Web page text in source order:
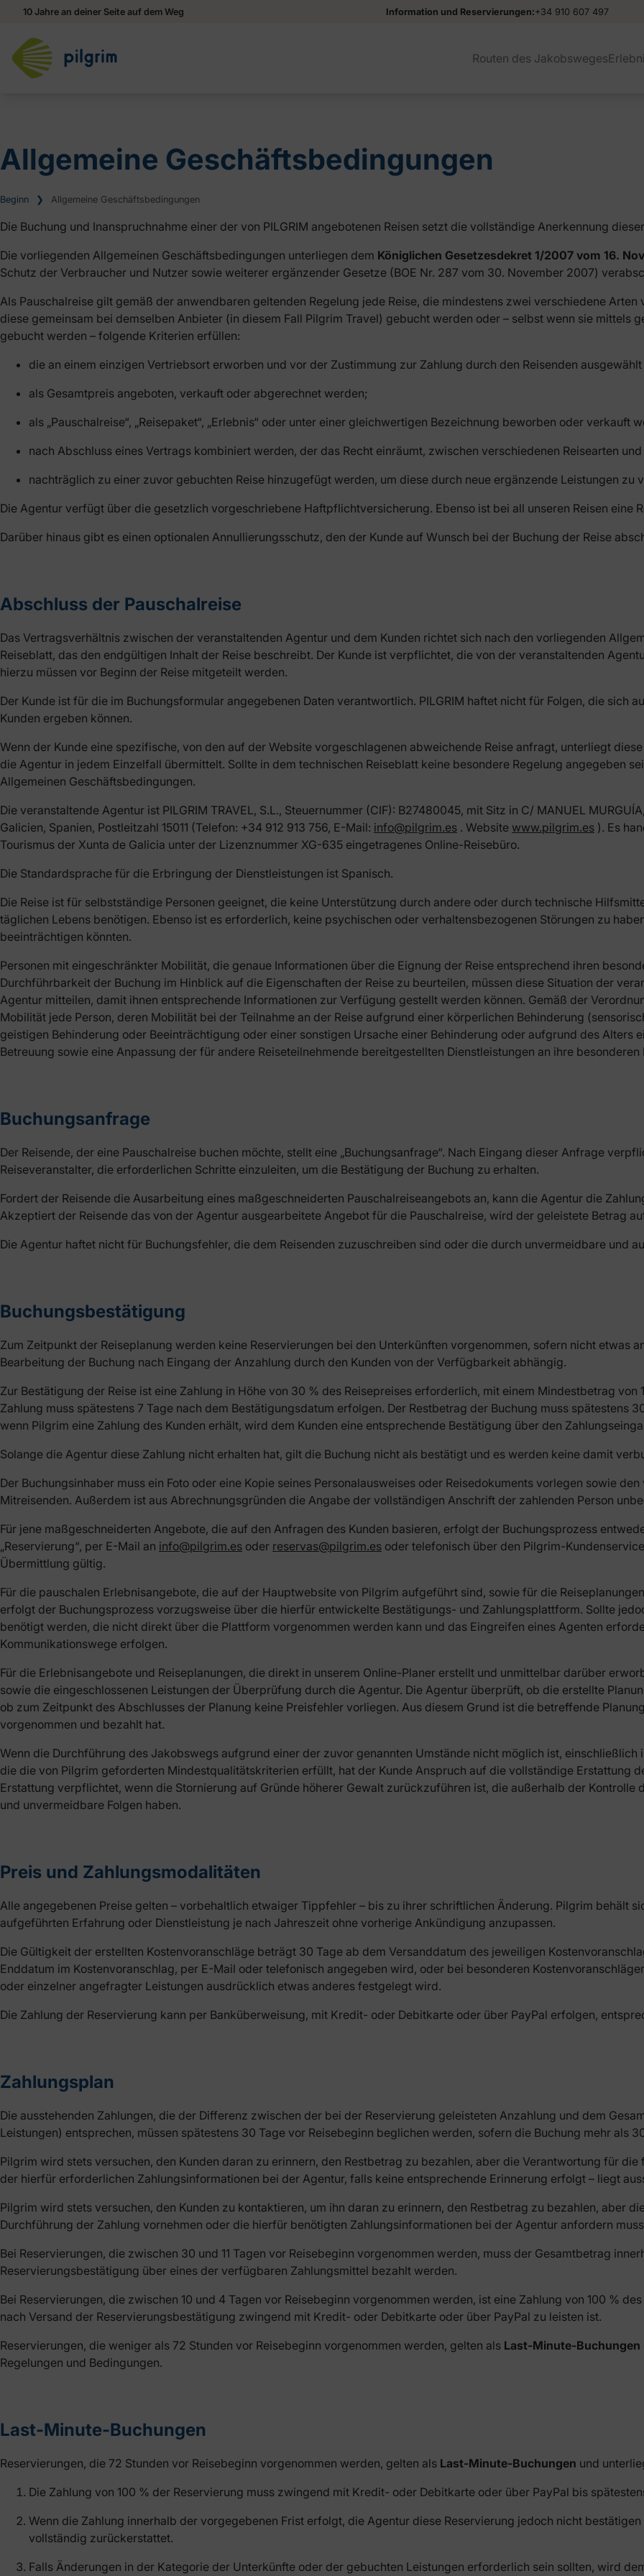
10 Jahre an deiner Seite auf dem Weg Information und Reservierungen:+34 910 607 497
Routen des Jakobsweges
Allgemeine Geschäftsbedingungen
Beginn ❯ Allgemeine Geschäftsbedingungen
Die Buchung und Inanspruchnahme einer der von PILGRIM angebotenen Reisen setzt die vollständige Anerkennung
Die vorliegenden Allgemeinen Geschäftsbedingungen unterliegen dem Königlichen Gesetzesdekret 1/2007 vom 16.
Schutz der Verbraucher und Nutzer sowie weiterer ergänzender Gesetze (BOE Nr. 287 vom 30. November 2007)
Als Pauschalreise gilt gemäß der anwendbaren geltenden Regelung jede Reise, die mindestens zwei verschiedene
diese gemeinsam bei demselben Anbieter (in diesem Fall Pilgrim Travel) gebucht werden oder – selbst wenn sie mittels
gebucht werden – folgende Kriterien erfüllen:
die an einem einzigen Vertriebsort erworben und vor der Zustimmung zur Zahlung durch den Reisenden
als Gesamtpreis angeboten, verkauft oder abgerechnet werden;
als „Pauschalreise“, „Reisepaket“, „Erlebnis“ oder unter einer gleichwertigen Bezeichnung beworben oder verkauft
nach Abschluss eines Vertrags kombiniert werden, der das Recht einräumt, zwischen verschiedenen Reisearten
nachträglich zu einer zuvor gebuchten Reise hinzugefügt werden, um diese durch neue ergänzende Leistungen zu
Die Agentur verfügt über die gesetzlich vorgeschriebene Haftpflichtversicherung. Ebenso ist bei all unseren Reisen eine
Darüber hinaus gibt es einen optionalen Annullierungsschutz, den der Kunde auf Wunsch bei der Buchung der Reise
Abschluss der Pauschalreise
Das Vertragsverhältnis zwischen der veranstaltenden Agentur und dem Kunden richtet sich nach den vorliegenden
Reiseblatt, das den endgültigen Inhalt der Reise beschreibt. Der Kunde ist verpflichtet, die von der veranstaltenden
hierzu müssen vor Beginn der Reise mitgeteilt werden.
Der Kunde ist für die im Buchungsformular angegebenen Daten verantwortlich. PILGRIM haftet nicht für Folgen, die sich
Kunden ergeben können.
Wenn der Kunde eine spezifische, von den auf der Website vorgeschlagenen abweichende Reise anfragt, unterliegt
die Agentur in jedem Einzelfall übermittelt. Sollte in dem technischen Reiseblatt keine besondere Regelung angegeben
Allgemeinen Geschäftsbedingungen.
Die veranstaltende Agentur ist PILGRIM TRAVEL, S.L., Steuernummer (CIF): B27480045, mit Sitz in C/ MANUEL
Galicien, Spanien, Postleitzahl 15011 (Telefon: +34 912 913 756, E-Mail: info@pilgrim.es . Website www.pilgrim.es ). Es
Tourismus der Xunta de Galicia unter der Lizenznummer XG-635 eingetragenes Online-Reisebüro.
Die Standardsprache für die Erbringung der Dienstleistungen ist Spanisch.
Die Reise ist für selbstständige Personen geeignet, die keine Unterstützung durch andere oder durch technische
täglichen Lebens benötigen. Ebenso ist es erforderlich, keine psychischen oder verhaltensbezogenen Störungen zu
beeinträchtigen könnten.
Personen mit eingeschränkter Mobilität, die genaue Informationen über die Eignung der Reise entsprechend ihren
Durchführbarkeit der Buchung im Hinblick auf die Eigenschaften der Reise zu beurteilen, müssen diese Situation der
Agentur mitteilen, damit ihnen entsprechende Informationen zur Verfügung gestellt werden können. Gemäß der
Mobilität jede Person, deren Mobilität bei der Teilnahme an der Reise aufgrund einer körperlichen Behinderung
geistigen Behinderung oder Beeinträchtigung oder einer sonstigen Ursache einer Behinderung oder aufgrund des Alters
Betreuung sowie eine Anpassung der für andere Reiseteilnehmende bereitgestellten Dienstleistungen an ihre
Buchungsanfrage
Der Reisende, der eine Pauschalreise buchen möchte, stellt eine „Buchungsanfrage“. Nach Eingang dieser Anfrage
Reiseveranstalter, die erforderlichen Schritte einzuleiten, um die Bestätigung der Buchung zu erhalten.
Fordert der Reisende die Ausarbeitung eines maßgeschneiderten Pauschalreiseangebots an, kann die Agentur die
Akzeptiert der Reisende das von der Agentur ausgearbeitete Angebot für die Pauschalreise, wird der geleistete Betrag
Die Agentur haftet nicht für Buchungsfehler, die dem Reisenden zuzuschreiben sind oder die durch unvermeidbare und
Buchungsbestätigung
Zum Zeitpunkt der Reiseplanung werden keine Reservierungen bei den Unterkünften vorgenommen, sofern nicht etwas
Bearbeitung der Buchung nach Eingang der Anzahlung durch den Kunden von der Verfügbarkeit abhängig.
Zur Bestätigung der Reise ist eine Zahlung in Höhe von 30 % des Reisepreises erforderlich, mit einem Mindestbetrag
Zahlung muss spätestens 7 Tage nach dem Bestätigungsdatum erfolgen. Der Restbetrag der Buchung muss spätestens
wenn Pilgrim eine Zahlung des Kunden erhält, wird dem Kunden eine entsprechende Bestätigung über den
Solange die Agentur diese Zahlung nicht erhalten hat, gilt die Buchung nicht als bestätigt und es werden keine damit
Der Buchungsinhaber muss ein Foto oder eine Kopie seines Personalausweises oder Reisedokuments vorlegen sowie
Mitreisenden. Außerdem ist aus Abrechnungsgründen die Angabe der vollständigen Anschrift der zahlenden Person
Für jene maßgeschneiderten Angebote, die auf den Anfragen des Kunden basieren, erfolgt der Buchungsprozess
„Reservierung“, per E-Mail an info@pilgrim.es oder reservas@pilgrim.es oder telefonisch über den Pilgrim-
Übermittlung gültig.
Für die pauschalen Erlebnisangebote, die auf der Hauptwebsite von Pilgrim aufgeführt sind, sowie für die
erfolgt der Buchungsprozess vorzugsweise über die hierfür entwickelte Bestätigungs- und Zahlungsplattform. Sollte
benötigt werden, die nicht direkt über die Plattform vorgenommen werden kann und das Eingreifen eines Agenten
Kommunikationswege erfolgen.
Für die Erlebnisangebote und Reiseplanungen, die direkt in unserem Online-Planer erstellt und unmittelbar darüber
sowie die eingeschlossenen Leistungen der Überprüfung durch die Agentur. Die Agentur überprüft, ob die erstellte
ob zum Zeitpunkt des Abschlusses der Planung keine Preisfehler vorliegen. Aus diesem Grund ist die betreffende
vorgenommen und bezahlt hat.
Wenn die Durchführung des Jakobswegs aufgrund einer der zuvor genannten Umstände nicht möglich ist,
die die von Pilgrim geforderten Mindestqualitätskriterien erfüllt, hat der Kunde Anspruch auf die vollständige Erstattung
Erstattung verpflichtet, wenn die Stornierung auf Gründe höherer Gewalt zurückzuführen ist, die außerhalb der
und unvermeidbare Folgen haben.
Preis und Zahlungsmodalitäten
Alle angegebenen Preise gelten – vorbehaltlich etwaiger Tippfehler – bis zu ihrer schriftlichen Änderung. Pilgrim behält
aufgeführten Erfahrung oder Dienstleistung je nach Jahreszeit ohne vorherige Ankündigung anzupassen.
Die Gültigkeit der erstellten Kostenvoranschläge beträgt 30 Tage ab dem Versanddatum des jeweiligen
Enddatum im Kostenvoranschlag, per E-Mail oder telefonisch angegeben wird, oder bei besonderen
oder einzelner angefragter Leistungen ausdrücklich etwas anderes festgelegt wird.
Die Zahlung der Reservierung kann per Banküberweisung, mit Kredit- oder Debitkarte oder über PayPal erfolgen,
Zahlungsplan
Die ausstehenden Zahlungen, die der Differenz zwischen der bei der Reservierung geleisteten Anzahlung und dem
Leistungen) entsprechen, müssen spätestens 30 Tage vor Reisebeginn beglichen werden, sofern die Buchung mehr als
Pilgrim wird stets versuchen, den Kunden daran zu erinnern, den Restbetrag zu bezahlen, aber die Verantwortung für
der hierfür erforderlichen Zahlungsinformationen bei der Agentur, falls keine entsprechende Erinnerung erfolgt – liegt
Pilgrim wird stets versuchen, den Kunden zu kontaktieren, um ihn daran zu erinnern, den Restbetrag zu bezahlen, aber
Durchführung der Zahlung vornehmen oder die hierfür benötigten Zahlungsinformationen bei der Agentur anfordern
Bei Reservierungen, die zwischen 30 und 11 Tagen vor Reisebeginn vorgenommen werden, muss der Gesamtbetrag
Reservierungsbestätigung über eines der verfügbaren Zahlungsmittel bezahlt werden.
Bei Reservierungen, die zwischen 10 und 4 Tagen vor Reisebeginn vorgenommen werden, ist eine Zahlung von 100 %
nach Versand der Reservierungsbestätigung zwingend mit Kredit- oder Debitkarte oder über PayPal zu leisten ist.
Reservierungen, die weniger als 72 Stunden vor Reisebeginn vorgenommen werden, gelten als Last-Minute-Buchungen
Regelungen und Bedingungen.
Last-Minute-Buchungen
Reservierungen, die 72 Stunden vor Reisebeginn vorgenommen werden, gelten als Last-Minute-Buchungen und
Die Zahlung von 100 % der Reservierung muss zwingend mit Kredit- oder Debitkarte oder über PayPal bis
Wenn die Zahlung innerhalb der vorgegebenen Frist erfolgt, die Agentur diese Reservierung jedoch nicht
vollständig zurückerstattet.
Falls Änderungen in der Kategorie der Unterkünfte oder der gebuchten Leistungen erforderlich sein sollten, wird